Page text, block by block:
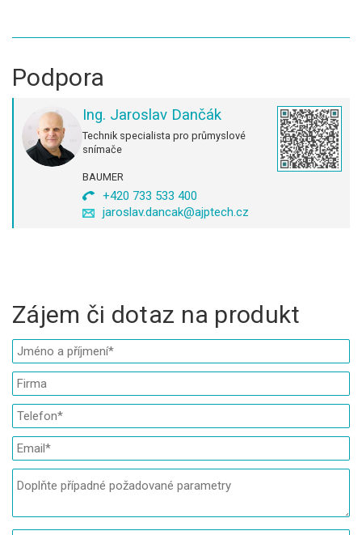
Podpora
Ing. Jaroslav Dančák
Technik specialista pro průmyslové
snímače
BAUMER
+420 733 533 400
jaroslav.dancak@ajptech.cz
Zájem či dotaz na produkt